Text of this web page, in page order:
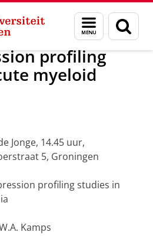
Menu
en
zoeken
Nieuwsberichten
profiling
myeloid
Jonge, 14.45 uur,
5, Groningen
profiling studies in
Kamps